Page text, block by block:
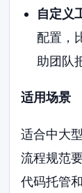
自定义
配置，
助团队
适用场景
适合中大
流程规范
代码托管